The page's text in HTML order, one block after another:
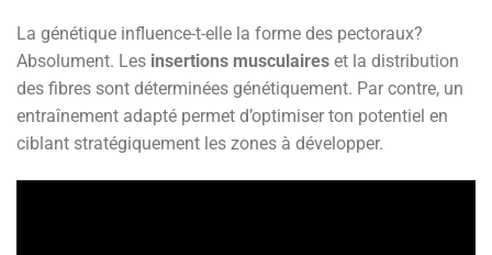
La génétique influence-t-elle la forme des pectoraux?
Absolument. Les insertions musculaires et la distribution
des fibres sont déterminées génétiquement. Par contre, un
entraînement adapté permet d’optimiser ton potentiel en
ciblant stratégiquement les zones à développer.